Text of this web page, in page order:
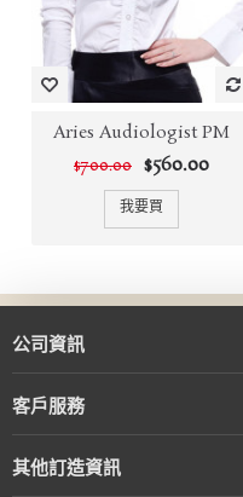
Aries Audiologist PM
$700.00 $560.00
我要買
公司資訊
客戶服務
其他訂造資訊